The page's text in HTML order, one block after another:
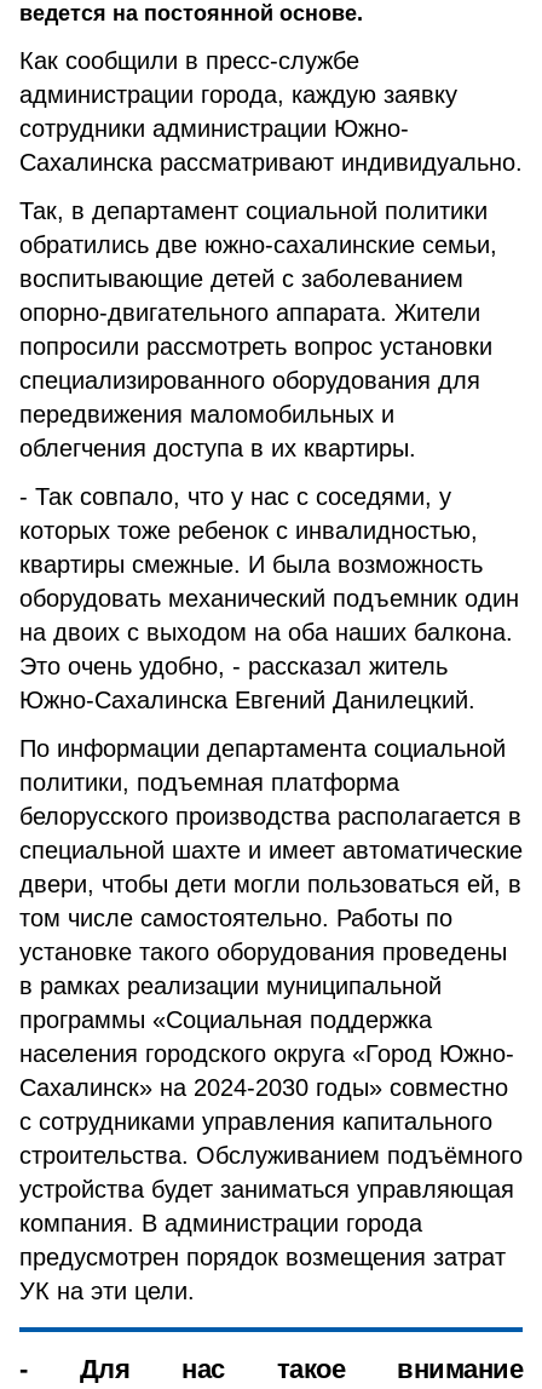
ведется на постоянной основе.
Как сообщили в пресс-службе
администрации города, каждую заявку
сотрудники администрации Южно-
Сахалинска рассматривают индивидуально.
Так, в департамент социальной политики
обратились две южно-сахалинские семьи,
воспитывающие детей с заболеванием
опорно-двигательного аппарата. Жители
попросили рассмотреть вопрос установки
специализированного оборудования для
передвижения маломобильных и
облегчения доступа в их квартиры.
- Так совпало, что у нас с соседями, у
которых тоже ребенок с инвалидностью,
квартиры смежные. И была возможность
оборудовать механический подъемник один
на двоих с выходом на оба наших балкона.
Это очень удобно, - рассказал житель
Южно-Сахалинска Евгений Данилецкий.
По информации департамента социальной
политики, подъемная платформа
белорусского производства располагается в
специальной шахте и имеет автоматические
двери, чтобы дети могли пользоваться ей, в
том числе самостоятельно. Работы по
установке такого оборудования проведены
в рамках реализации муниципальной
программы «Социальная поддержка
населения городского округа «Город Южно-
Сахалинск» на 2024-2030 годы» совместно
с сотрудниками управления капитального
строительства. Обслуживанием подъёмного
устройства будет заниматься управляющая
компания. В администрации города
предусмотрен порядок возмещения затрат
УК на эти цели.
- Для нас такое внимание